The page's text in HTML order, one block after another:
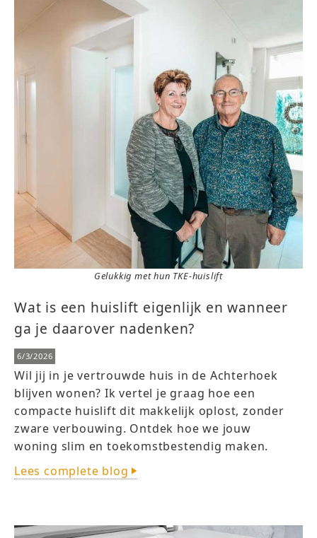
Gelukkig met hun TKE-huislift
Wat is een huislift eigenlijk en wanneer
ga je daarover nadenken?
6/3/2026
Wil jij in je vertrouwde huis in de Achterhoek
blijven wonen? Ik vertel je graag hoe een
compacte huislift dit makkelijk oplost, zonder
zware verbouwing. Ontdek hoe we jouw
woning slim en toekomstbestendig maken.
Lees complete blog